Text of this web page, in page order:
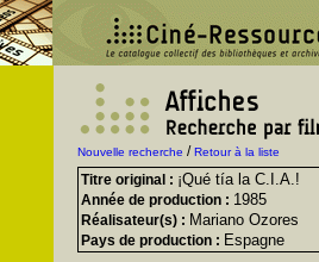
Nouvelle recherche /Retour à la liste
Titre original : ¡Qué tía la C.I.A.!
Année de production : 1985
Réalisateur(s) : Mariano Ozores
Pays de production : Espagne